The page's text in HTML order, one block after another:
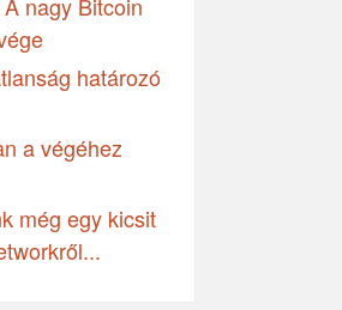
határozó
a végéhez
még egy kicsit